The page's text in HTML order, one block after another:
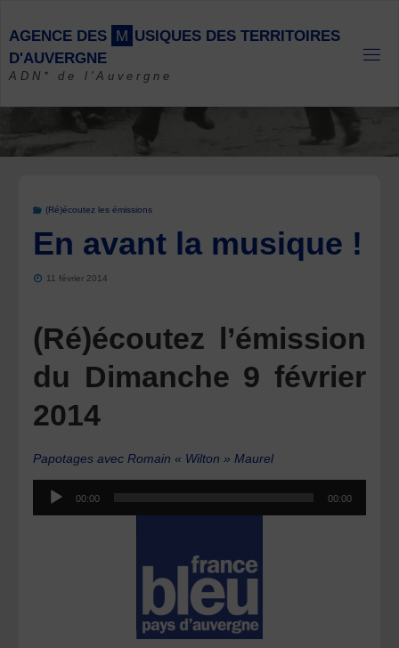
content
AGENCE DES M USIQUES DES TERRITOIRES
D'AUVERGNE
ADN* de l'Auvergne
(Ré)écoutez les émissions
En avant la musique !
11 février 2014
(Ré)écoutez l’émission
du Dimanche 9 février
2014
Papotages avec Romain « Wilton » Maurel
Lecteur
audio
00:00 00:00